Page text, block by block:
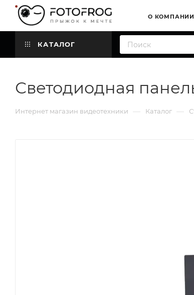
О КОМПАНИИ
КАТАЛОГ
Светодиодная
Интернет магазин видеотехники — Каталог —